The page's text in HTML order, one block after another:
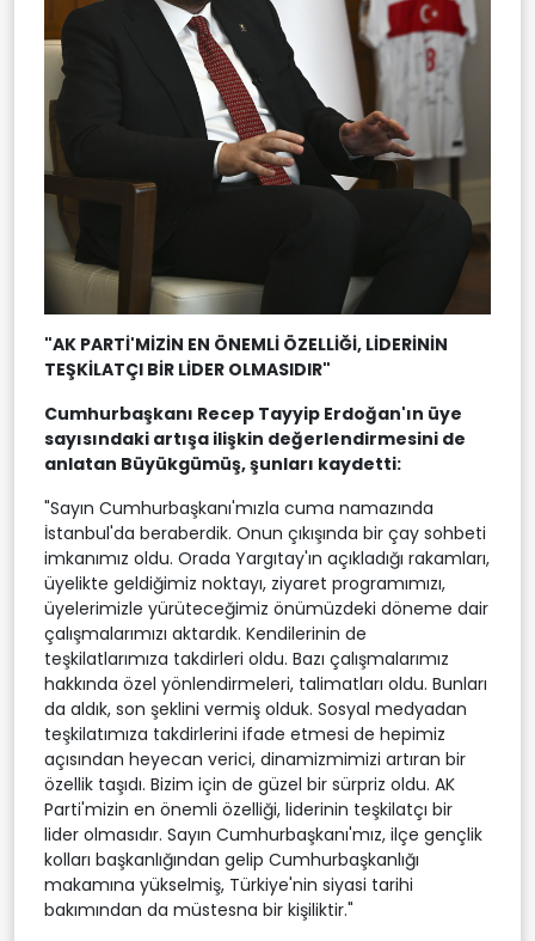
"AK PARTİ'MİZİN EN ÖNEMLİ ÖZELLİĞİ, LİDERİNİN
TEŞKİLATÇI BİR LİDER OLMASIDIR"
Cumhurbaşkanı Recep Tayyip Erdoğan'ın üye
sayısındaki artışa ilişkin değerlendirmesini de
anlatan Büyükgümüş, şunları kaydetti:
"Sayın Cumhurbaşkanı'mızla cuma namazında
İstanbul'da beraberdik. Onun çıkışında bir çay sohbeti
imkanımız oldu. Orada Yargıtay'ın açıkladığı rakamları,
üyelikte geldiğimiz noktayı, ziyaret programımızı,
üyelerimizle yürüteceğimiz önümüzdeki döneme dair
çalışmalarımızı aktardık. Kendilerinin de
teşkilatlarımıza takdirleri oldu. Bazı çalışmalarımız
hakkında özel yönlendirmeleri, talimatları oldu. Bunları
da aldık, son şeklini vermiş olduk. Sosyal medyadan
teşkilatımıza takdirlerini ifade etmesi de hepimiz
açısından heyecan verici, dinamizmimizi artıran bir
özellik taşıdı. Bizim için de güzel bir sürpriz oldu. AK
Parti'mizin en önemli özelliği, liderinin teşkilatçı bir
lider olmasıdır. Sayın Cumhurbaşkanı'mız, ilçe gençlik
kolları başkanlığından gelip Cumhurbaşkanlığı
makamına yükselmiş, Türkiye'nin siyasi tarihi
bakımından da müstesna bir kişiliktir."